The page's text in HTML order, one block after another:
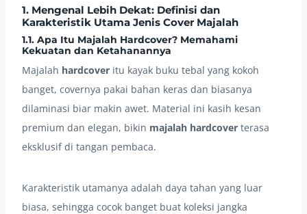
1. Mengenal Lebih Dekat: Definisi dan
Karakteristik Utama Jenis Cover Majalah
1.1. Apa Itu Majalah Hardcover? Memahami
Kekuatan dan Ketahanannya
Majalah hardcover itu kayak buku tebal yang kokoh
banget, covernya pakai bahan keras dan biasanya
dilaminasi biar makin awet. Material ini kasih kesan
premium dan elegan, bikin majalah hardcover terasa
eksklusif di tangan pembaca.
Karakteristik utamanya adalah daya tahan yang luar
biasa, sehingga cocok banget buat koleksi jangka